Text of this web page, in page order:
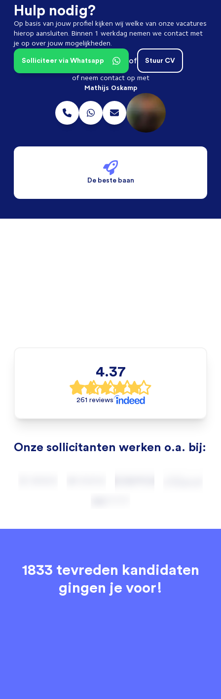
Hulp nodig?
Op basis van jouw profiel kijken wij welke van onze vacatures
hierop aansluiten. Binnen 1 werkdag nemen we contact met
je op over jouw mogelijkheden.
Stuur CV
of
Solliciteer via Whatsapp
of neem contact op met
Mathijs Oskamp
De beste baan
4.37
261 reviews
Onze sollicitanten werken o.a. bij:
1833 tevreden kandidaten
gingen je voor!